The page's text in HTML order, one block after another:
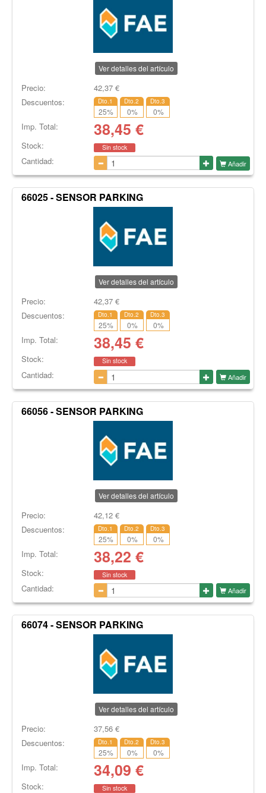
Ver detalles del artículo
Precio: 42,37€
Descuentos:
Dto.1
25%
Dto.2
0%
Dto.3
0%
Imp. Total: 38,45 €
Stock: Sin stock
Cantidad: Añadir
66025 - SENSOR PARKING
Ver detalles del artículo
Precio: 42,37€
Descuentos:
Dto.1
25%
Dto.2
0%
Dto.3
0%
Imp. Total: 38,45 €
Stock: Sin stock
Cantidad: Añadir
66056 - SENSOR PARKING
Ver detalles del artículo
Precio: 42,12€
Descuentos:
Dto.1
25%
Dto.2
0%
Dto.3
0%
Imp. Total: 38,22 €
Stock: Sin stock
Cantidad: Añadir
66074 - SENSOR PARKING
Ver detalles del artículo
Precio: 37,56€
Descuentos:
Dto.1
25%
Dto.2
0%
Dto.3
0%
Imp. Total: 34,09 €
Stock: Sin stock